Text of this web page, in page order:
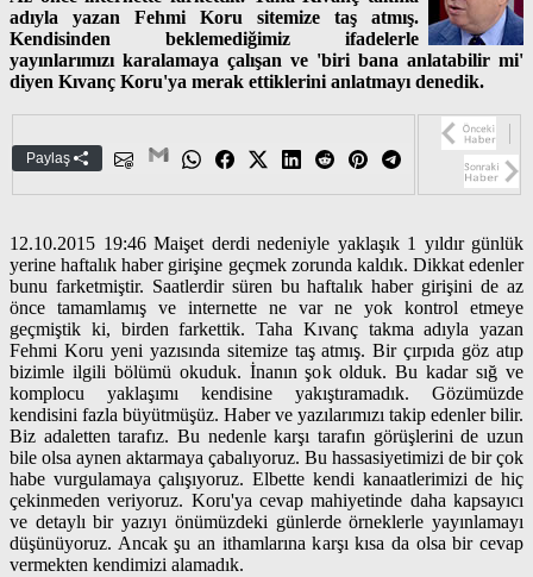
adıyla yazan Fehmi Koru sitemize taş atmış.
Kendisinden beklemediğimiz ifadelerle
yayınlarımızı karalamaya çalışan ve 'biri bana anlatabilir mi'
diyen Kıvanç Koru'ya merak ettiklerini anlatmayı denedik.
Paylaş
12.10.2015 19:46 Maişet derdi nedeniyle yaklaşık 1 yıldır günlük
yerine haftalık haber girişine geçmek zorunda kaldık. Dikkat edenler
bunu farketmiştir. Saatlerdir süren bu haftalık haber girişini de az
önce tamamlamış ve internette ne var ne yok kontrol etmeye
geçmiştik ki, birden farkettik. Taha Kıvanç takma adıyla yazan
Fehmi Koru yeni yazısında sitemize taş atmış. Bir çırpıda göz atıp
bizimle ilgili bölümü okuduk. İnanın şok olduk. Bu kadar sığ ve
komplocu yaklaşımı kendisine yakıştıramadık. Gözümüzde
kendisini fazla büyütmüşüz. Haber ve yazılarımızı takip edenler bilir.
Biz adaletten tarafız. Bu nedenle karşı tarafın görüşlerini de uzun
bile olsa aynen aktarmaya çabalıyoruz. Bu hassasiyetimizi de bir çok
habe vurgulamaya çalışıyoruz. Elbette kendi kanaatlerimizi de hiç
çekinmeden veriyoruz. Koru'ya cevap mahiyetinde daha kapsayıcı
ve detaylı bir yazıyı önümüzdeki günlerde örneklerle yayınlamayı
düşünüyoruz. Ancak şu an ithamlarına karşı kısa da olsa bir cevap
vermekten kendimizi alamadık.